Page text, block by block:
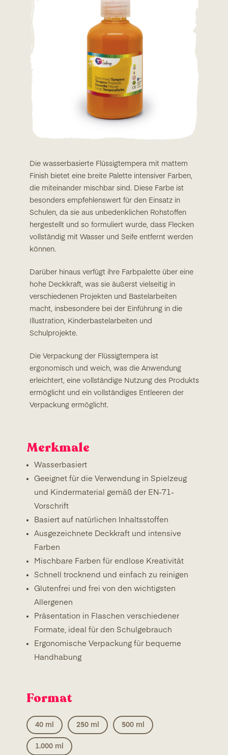
Die wasserbasierte Flüssigtempera mit mattem
Finish bietet eine breite Palette intensiver Farben,
die miteinander mischbar sind. Diese Farbe ist
besonders empfehlenswert für den Einsatz in
Schulen, da sie aus unbedenklichen Rohstoffen
hergestellt und so formuliert wurde, dass Flecken
vollständig mit Wasser und Seife entfernt werden
können.
Darüber hinaus verfügt ihre Farbpalette über eine
hohe Deckkraft, was sie äußerst vielseitig in
verschiedenen Projekten und Bastelarbeiten
macht, insbesondere bei der Einführung in die
Illustration, Kinderbastelarbeiten und
Schulprojekte.
Die Verpackung der Flüssigtempera ist
ergonomisch und weich, was die Anwendung
erleichtert, eine vollständige Nutzung des Produkts
ermöglicht und ein vollständiges Entleeren der
Verpackung ermöglicht.
Merkmale
Wasserbasiert
Geeignet für die Verwendung in Spielzeug
und Kindermaterial gemäß der EN-71-
Vorschrift
Basiert auf natürlichen Inhaltsstoffen
Ausgezeichnete Deckkraft und intensive
Farben
Mischbare Farben für endlose Kreativität
Schnell trocknend und einfach zu reinigen
Glutenfrei und frei von den wichtigsten
Allergenen
Präsentation in Flaschen verschiedener
Formate, ideal für den Schulgebrauch
Ergonomische Verpackung für bequeme
Handhabung
Format
40 ml 250 ml 500 ml
1.000 ml